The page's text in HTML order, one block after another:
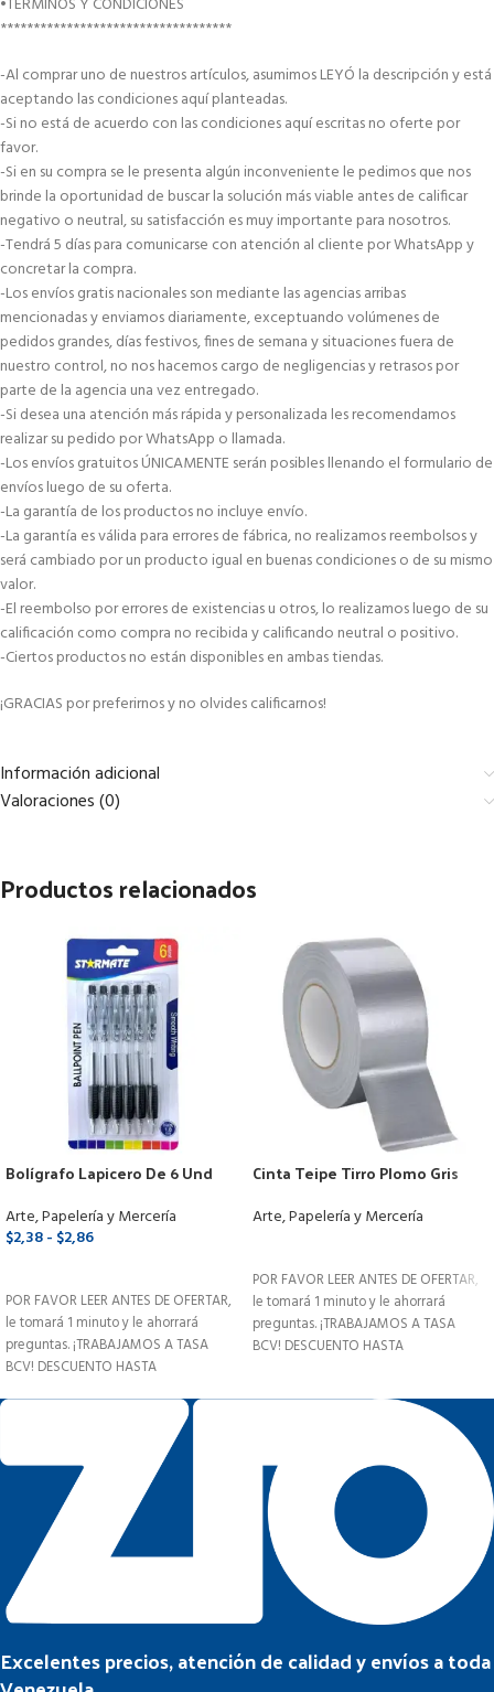
***********************************
-Al comprar uno de nuestros artículos, asumimos LEYÓ la descripción y está
aceptando las condiciones aquí planteadas.
-Si no está de acuerdo con las condiciones aquí escritas no oferte por
favor.
-Si en su compra se le presenta algún inconveniente le pedimos que nos
brinde la oportunidad de buscar la solución más viable antes de calificar
negativo o neutral, su satisfacción es muy importante para nosotros.
-Tendrá 5 días para comunicarse con atención al cliente por WhatsApp y
concretar la compra.
-Los envíos gratis nacionales son mediante las agencias arribas
mencionadas y enviamos diariamente, exceptuando volúmenes de
pedidos grandes, días festivos, fines de semana y situaciones fuera de
nuestro control, no nos hacemos cargo de negligencias y retrasos por
parte de la agencia una vez entregado.
-Si desea una atención más rápida y personalizada les recomendamos
realizar su pedido por WhatsApp o llamada.
-Los envíos gratuitos ÚNICAMENTE serán posibles llenando el formulario de
envíos luego de su oferta.
-La garantía de los productos no incluye envío.
-La garantía es válida para errores de fábrica, no realizamos reembolsos y
será cambiado por un producto igual en buenas condiciones o de su mismo
valor.
-El reembolso por errores de existencias u otros, lo realizamos luego de su
calificación como compra no recibida y calificando neutral o positivo.
-Ciertos productos no están disponibles en ambas tiendas.
¡GRACIAS por preferirnos y no olvides calificarnos!
Información adicional
Valoraciones (0)
Productos relacionados
Bolígrafo Lapicero De 6 Und
Usa
Arte, Papelería y Mercería
$2,38- $2,86
POR FAVOR LEER ANTES DE OFERTAR,
le tomará 1 minuto y le ahorrará
preguntas. ¡TRABAJAMOS A TASA
BCV! DESCUENTO HASTA
Cinta Teipe Tirro Plomo Gris
Arte, Papelería y Mercería
POR FAVOR LEER ANTES DE OFERTAR,
le tomará 1 minuto y le ahorrará
preguntas. ¡TRABAJAMOS A TASA
BCV! DESCUENTO HASTA
Excelentes precios, atención de calidad y envíos a toda